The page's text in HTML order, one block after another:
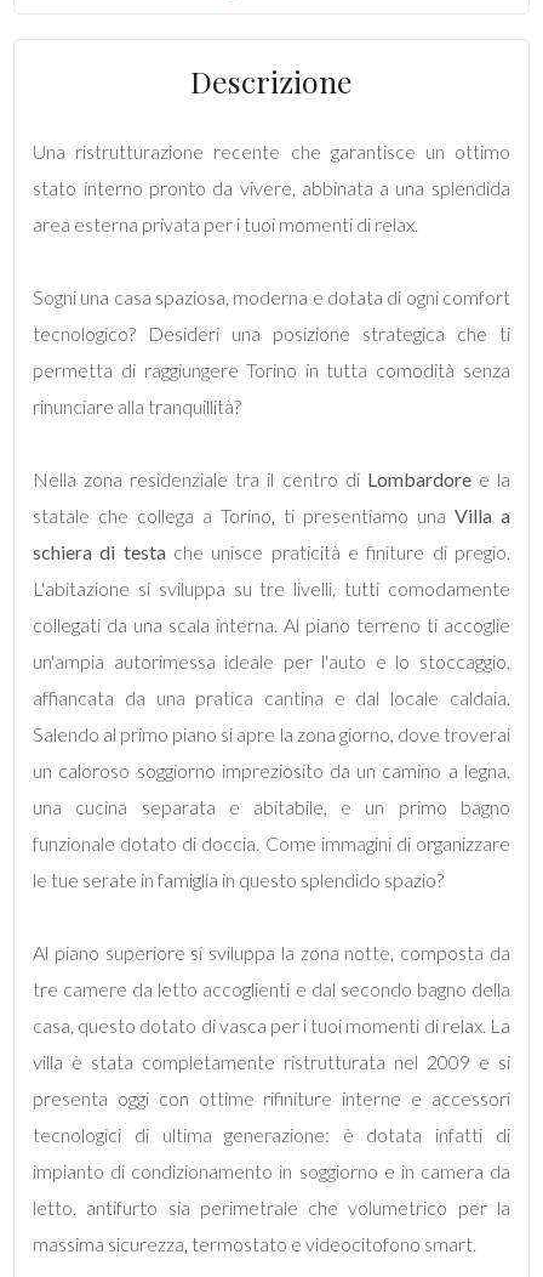
Descrizione
Una ristrutturazione recente che garantisce un ottimo
stato interno pronto da vivere, abbinata a una splendida
area esterna privata per i tuoi momenti di relax.
Sogni una casa spaziosa, moderna e dotata di ogni comfort
tecnologico? Desideri una posizione strategica che ti
permetta di raggiungere Torino in tutta comodità senza
rinunciare alla tranquillità?
Nella zona residenziale tra il centro di Lombardoree la
statale che collega a Torino, ti presentiamo una Villa a
schiera di testache unisce praticità e finiture di pregio.
L'abitazione si sviluppa su tre livelli, tutti comodamente
collegati da una scala interna. Al piano terreno ti accoglie
un'ampia autorimessa ideale per l'auto e lo stoccaggio,
affiancata da una pratica cantina e dal locale caldaia.
Salendo al primo piano si apre la zona giorno, dove troverai
un caloroso soggiorno impreziosito da un camino a legna,
una cucina separata e abitabile, e un primo bagno
funzionale dotato di doccia. Come immagini di organizzare
le tue serate in famiglia in questo splendido spazio?
Al piano superiore si sviluppa la zona notte, composta da
tre camere da letto accoglienti e dal secondo bagno della
casa, questo dotato di vasca per i tuoi momenti di relax. La
villa è stata completamente ristrutturata nel 2009 e si
presenta oggi con ottime rifiniture interne e accessori
tecnologici di ultima generazione: è dotata infatti di
impianto di condizionamento in soggiorno e in camera da
letto, antifurto sia perimetrale che volumetrico per la
massima sicurezza, termostato e videocitofono smart.
Totale
mq
Locali
Qualsiasi
1
2
3
Bagni
minimi
2